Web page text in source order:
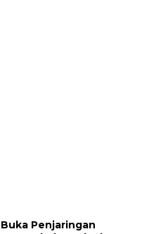
Penjaringan